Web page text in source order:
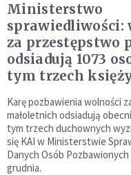
Ministerstwo
sprawiedliwości:
za przestępstwo
odsiadują 1073
tym trzech
Karę pozbawienia wolności
małoletnich odsiadują
tym trzech duchownych
się KAI w Ministerstwie
Danych Osób
grudnia.